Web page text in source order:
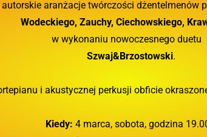
aranżacje twórczości dżentelmenów
Wodeckiego, Zauchy, Ciechowskiego,
w wykonaniu nowoczesnego duetu
Szwaj&Brzostowski.
i akustycznej perkusji obficie
Kiedy: 4 marca, sobota, godzina